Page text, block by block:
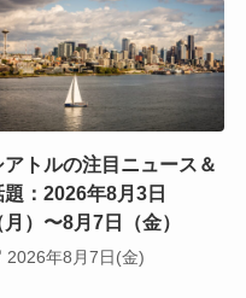
アトルの注目ニュース＆
題：2026年8月3日
月）〜8月7日（金）
2026年8月7日(金)